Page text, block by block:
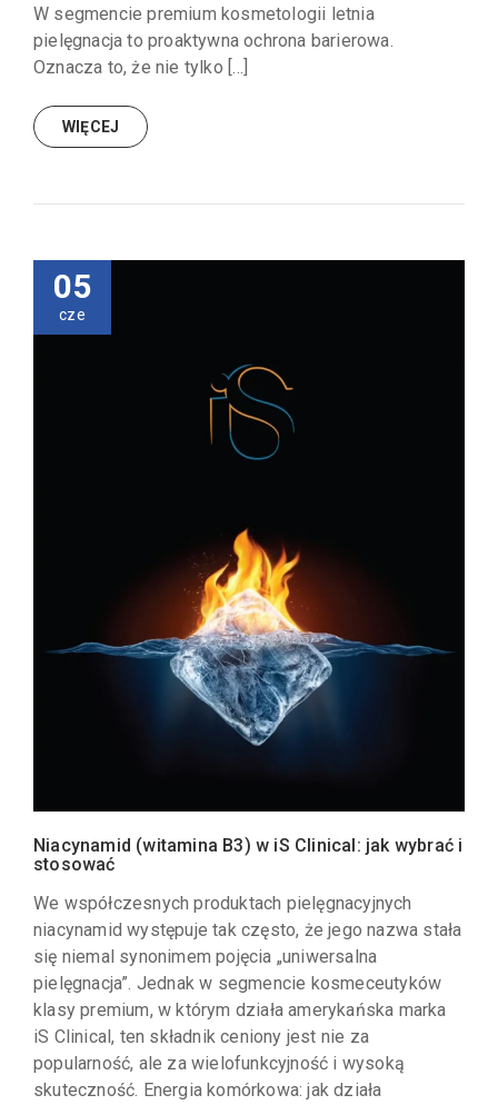
W segmencie premium kosmetologii letnia
pielęgnacja to proaktywna ochrona barierowa.
Oznacza to, że nie tylko […]
WIĘCEJ
05
cze
Niacynamid (witamina B3) w iS Clinical: jak wybrać i
stosować
We współczesnych produktach pielęgnacyjnych
niacynamid występuje tak często, że jego nazwa stała
się niemal synonimem pojęcia „uniwersalna
pielęgnacja”. Jednak w segmencie kosmeceutyków
klasy premium, w którym działa amerykańska marka
iS Clinical, ten składnik ceniony jest nie za
popularność, ale za wielofunkcyjność i wysoką
skuteczność. Energia komórkowa: jak działa